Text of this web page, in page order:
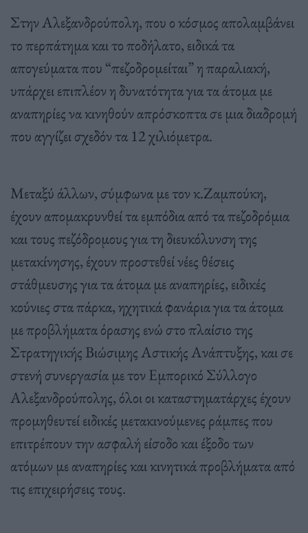
Στην Αλεξανδρούπολη, που ο κόσμος απολαμβάνει
το περπάτημα και το ποδήλατο, ειδικά τα
απογεύματα που “πεζοδρομείται” η παραλιακή,
υπάρχει επιπλέον η δυνατότητα για τα άτομα με
αναπηρίες να κινηθούν απρόσκοπτα σε μια διαδρομή
που αγγίζει σχεδόν τα 12 χιλιόμετρα.
Μεταξύ άλλων, σύμφωνα με τον κ.Ζαμπούκη,
έχουν απομακρυνθεί τα εμπόδια από τα πεζοδρόμια
και τους πεζόδρομους για τη διευκόλυνση της
μετακίνησης, έχουν προστεθεί νέες θέσεις
στάθμευσης για τα άτομα με αναπηρίες, ειδικές
κούνιες στα πάρκα, ηχητικά φανάρια για τα άτομα
με προβλήματα όρασης ενώ στο πλαίσιο της
Στρατηγικής Βιώσιμης Αστικής Ανάπτυξης, και σε
στενή συνεργασία με τον Εμπορικό Σύλλογο
Αλεξανδρούπολης, όλοι οι καταστηματάρχες έχουν
προμηθευτεί ειδικές μετακινούμενες ράμπες που
επιτρέπουν την ασφαλή είσοδο και έξοδο των
ατόμων με αναπηρίες και κινητικά προβλήματα από
τις επιχειρήσεις τους.